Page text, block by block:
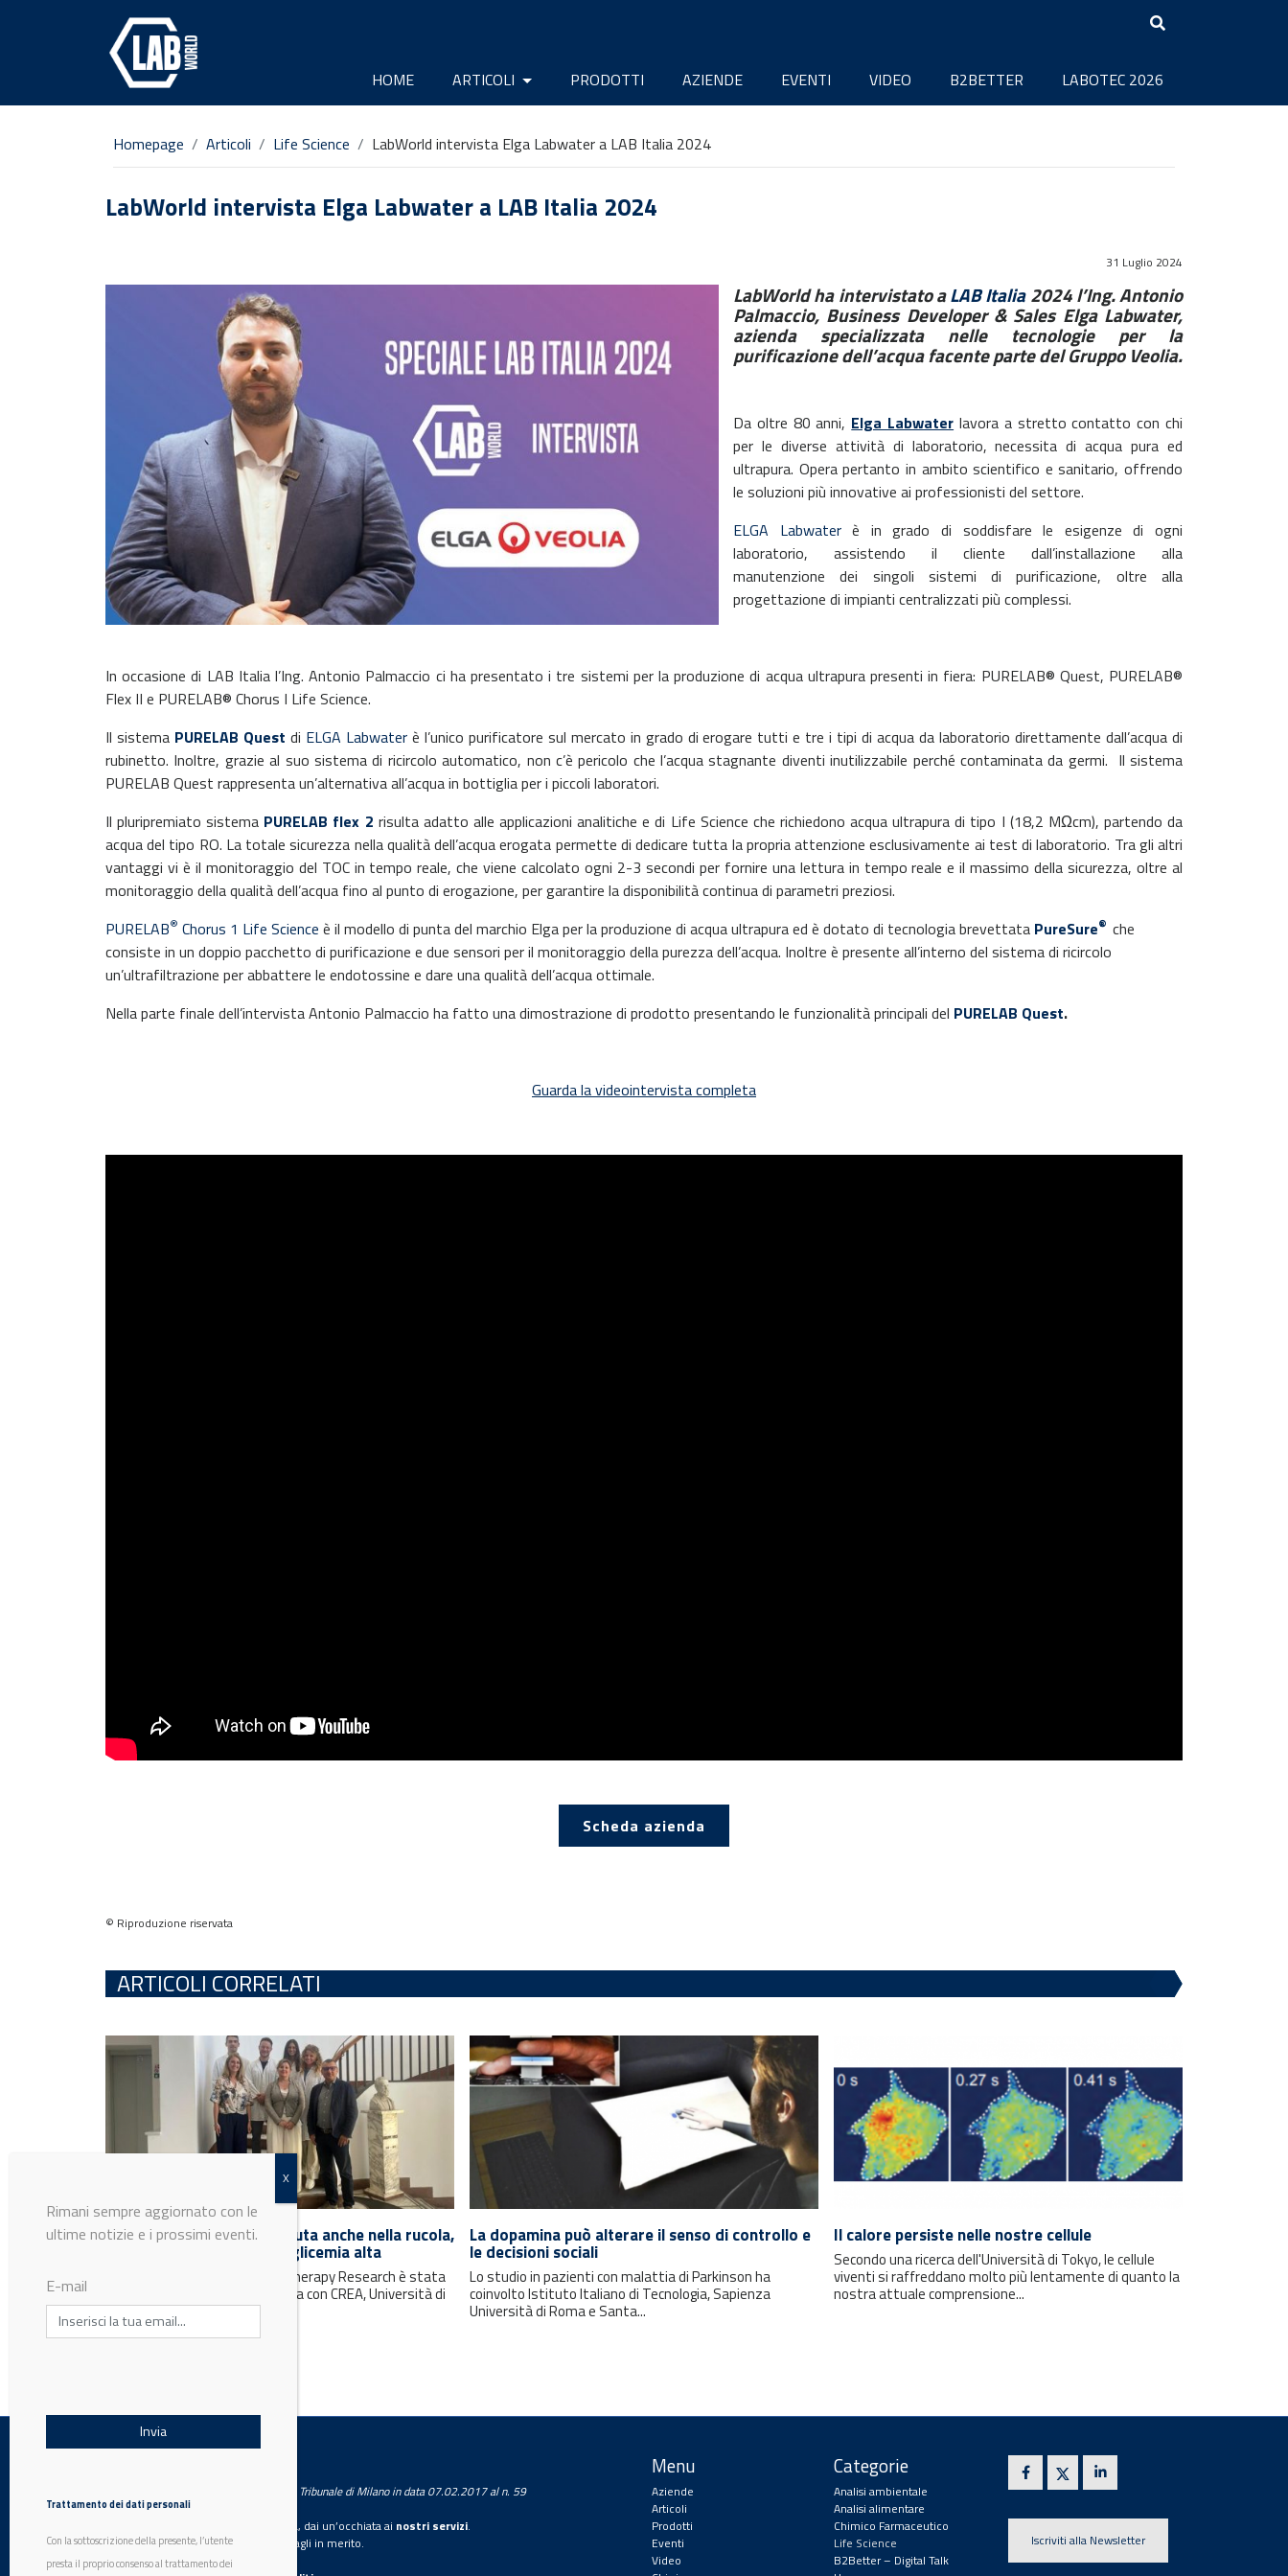
HOME ARTICOLI PRODOTTI AZIENDE EVENTI VIDEO B2BETTER LABOTEC 2026
Homepage Articoli Life Science LabWorld intervista Elga Labwater a LAB Italia 2024
LabWorld intervista Elga Labwater a LAB Italia 2024
31 Luglio 2024
LabWorld ha intervistato aLAB Italia2024 l’Ing. Antonio
Palmaccio, Business Developer & Sales Elga Labwater,
azienda specializzata nelle tecnologie per la
purificazione dell’acquafacente parte del Gruppo Veolia.
Da oltre 80 anni, Elga Labwater lavora a stretto contatto con chi
per le diverse attività di laboratorio, necessita di acqua pura ed
ultrapura. Opera pertanto in ambito scientifico e sanitario, offrendo
le soluzioni più innovative ai professionisti del settore.
ELGA Labwaterè in grado di soddisfare le esigenze di ogni
laboratorio, assistendo il cliente dall’installazione alla
manutenzione dei singoli sistemi di purificazione, oltre alla
progettazione di impianti centralizzati più complessi.
In occasione di LAB Italia l’Ing. Antonio Palmaccio ci ha presentato i tre sistemi per la produzione di acqua ultrapura presenti in fiera: PURELAB® Quest, PURELAB®
Flex II e PURELAB® Chorus I Life Science.
Il sistema PURELAB Quest di ELGA Labwaterè l’unico purificatore sul mercato in grado di erogare tutti e tre i tipi di acqua da laboratorio direttamente dall’acqua di
rubinetto. Inoltre, grazie al suo sistema di ricircolo automatico, non c’è pericolo che l’acqua stagnante diventi inutilizzabile perché contaminata da germi. Il sistema
PURELAB Quest rappresenta un’alternativa all’acqua in bottiglia per i piccoli laboratori.
Il pluripremiato sistema PURELAB flex 2 risulta adatto alle applicazioni analitiche e di Life Science che richiedono acqua ultrapura di tipo I (18,2 MΩcm), partendo da
acqua del tipo RO. La totale sicurezza nella qualità dell’acqua erogata permette di dedicare tutta la propria attenzione esclusivamente ai test di laboratorio. Tra gli altri
vantaggi vi è il monitoraggio del TOC in tempo reale, che viene calcolato ogni 2-3 secondi per fornire una lettura in tempo reale e il massimo della sicurezza, oltre al
monitoraggio della qualità dell’acqua fino al punto di erogazione, per garantire la disponibilità continua di parametri preziosi.
PURELAB® Chorus 1 Life Science è il modello di punta del marchio Elga per la produzione di acqua ultrapura ed è dotato di tecnologia brevettata PureSure® che
consiste in un doppio pacchetto di purificazione e due sensori per il monitoraggio della purezza dell’acqua. Inoltre è presente all’interno del sistema di ricircolo
un’ultrafiltrazione per abbattere le endotossine e dare una qualità dell’acqua ottimale.
Nella parte finale dell’intervista Antonio Palmaccio ha fatto una dimostrazione di prodotto presentando le funzionalità principali del PURELAB Quest.
Guarda la videointervista completa
Scheda azienda
© Riproduzione riservata
ARTICOLI CORRELATI
Dalla glucoerucina, contenuta anche nella rucola,
un aiuto contro obesità e glicemia alta
La ricerca pubblicata su Phytotherapy Research è stata
coordinata dall’Università di Pisa con CREA, Università di
Firenze e Federico II...
La dopamina può alterare il senso di controllo e
le decisioni sociali
Lo studio in pazienti con malattia di Parkinson ha
coinvolto Istituto Italiano di Tecnologia, Sapienza
Università di Roma e Santa...
Il calore persiste nelle nostre cellule
Secondo una ricerca dell'Università di Tokyo, le cellule
viventi si raffreddano molto più lentamente di quanto la
nostra attuale comprensione...
Testata giornalistica registrata presso il Tribunale di Milano in data 07.02.2017 al n. 59
Se vuoi diventare nostro inserzionista, dai un’occhiata ai nostri servizi.
Scarica il mediakitper maggiori dettagli in merito.
Menu
Aziende
Articoli
Prodotti
Eventi
Video
Categorie
Analisi ambientale
Analisi alimentare
Chimico Farmaceutico
Life Science
B2Better – Digital Talk
Iscriviti alla Newsletter
Rimani sempre aggiornato con le
ultime notizie e i prossimi eventi.
E-mail
Trattamento dei dati personali
Con la sottoscrizione della presente, l’utente
presta il proprio consenso al trattamento dei